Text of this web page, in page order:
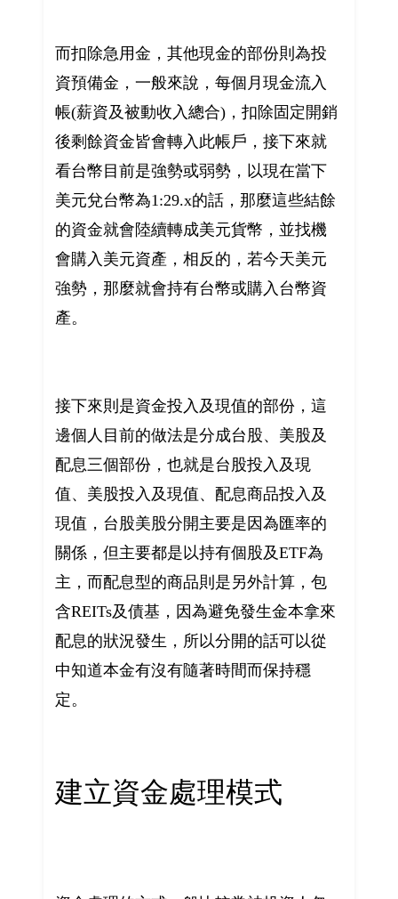
而扣除急用金，其他現金的部份則為投
資預備金，一般來說，每個月現金流入
帳(薪資及被動收入總合)，扣除固定開銷
後剩餘資金皆會轉入此帳戶，接下來就
看台幣目前是強勢或弱勢，以現在當下
美元兌台幣為1:29.x的話，那麼這些結餘
的資金就會陸續轉成美元貨幣，並找機
會購入美元資產，相反的，若今天美元
強勢，那麼就會持有台幣或購入台幣資
產。
接下來則是資金投入及現值的部份，這
邊個人目前的做法是分成台股、美股及
配息三個部份，也就是台股投入及現
值、美股投入及現值、配息商品投入及
現值，台股美股分開主要是因為匯率的
關係，但主要都是以持有個股及ETF為
主，而配息型的商品則是另外計算，包
含REITs及債基，因為避免發生金本拿來
配息的狀況發生，所以分開的話可以從
中知道本金有沒有隨著時間而保持穩
定。
建立資金處理模式